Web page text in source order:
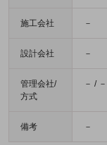
施工会社 －
設計会社 －
管理会社/
方式
－ / －
備考 －